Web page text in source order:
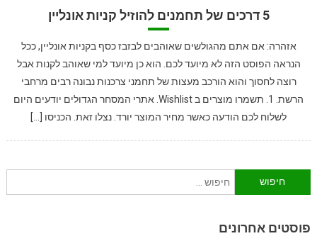
5 דרכים של תחמנים להוזיל קניות אונליין
אזהרה: אם אתם מהגולשים שאוהבים לבזבז כסף בקניות אונליין, ככל
הנראה הפוסט הזה לא מיועד לכם. הוא כן מיועד למי שאוהב לקנות אבל
רוצה לחסוך והוא הורכב מעצות של תחמני צרכנות נבונה רבים מרחבי
הרשת. 1. תשמרו מוצרים ב Wishlist. אתרי המסחר הגדולים יודעים היום
לשלוח לכם הודעה כאשר מחיר המוצר יורד. נצלו זאת. הכניסו […]
חיפוש:
פוסטים אחרונים